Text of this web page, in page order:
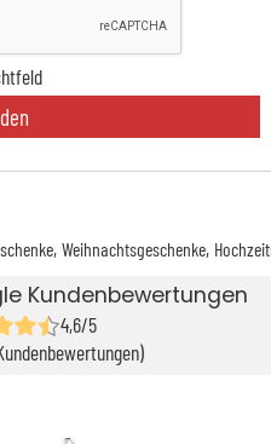
Weihnachtsgeschenke
Kundenbewertungen
4,6/5